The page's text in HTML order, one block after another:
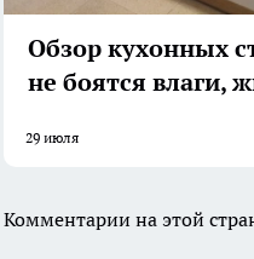
Обзор кухонных
не боятся влаги,
29 июля
Комментарии на этой